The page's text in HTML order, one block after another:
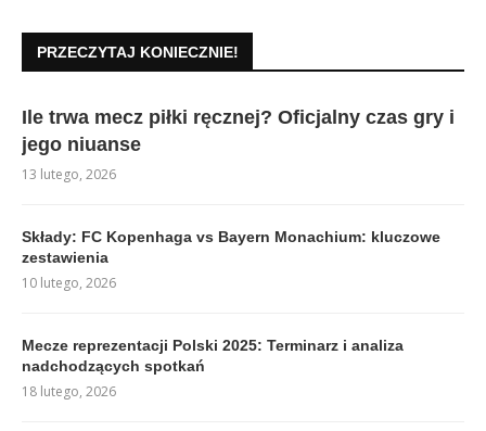
PRZECZYTAJ KONIECZNIE!
Ile trwa mecz piłki ręcznej? Oficjalny czas gry i
jego niuanse
13 lutego, 2026
Składy: FC Kopenhaga vs Bayern Monachium: kluczowe
zestawienia
10 lutego, 2026
Mecze reprezentacji Polski 2025: Terminarz i analiza
nadchodzących spotkań
18 lutego, 2026